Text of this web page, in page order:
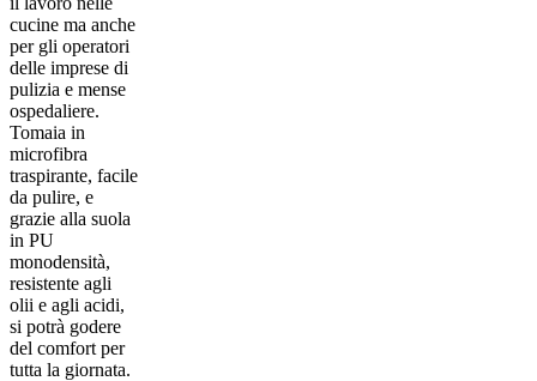
cucine ma anche
per gli operatori
delle imprese di
pulizia e mense
ospedaliere.
Tomaia in
microfibra
traspirante, facile
da pulire, e
grazie alla suola
in PU
monodensità,
resistente agli
olii e agli acidi,
si potrà godere
del comfort per
tutta la giornata.